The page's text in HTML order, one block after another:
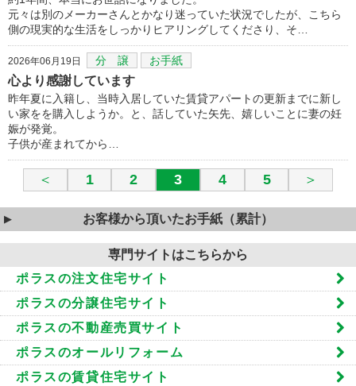
元々は別のメーカーさんとかなり迷っていた状況でしたが、こちら
側の現実的な生活をしっかりヒアリングしてくださり、そ…
2026年06月19日 分 譲 お手紙
心より感謝しています
昨年夏に入籍し、当時入居していた賃貸アパートの更新までに新し
い家をを購入しようか。と、話していた矢先、嬉しいことに妻の妊
娠が発覚。
子供が産まれてから…
＜ 1 2 3 4 5 ＞
お客様から頂いたお手紙（累計）
専門サイトはこちらから
ポラスの注文住宅サイト
ポラスの分譲住宅サイト
ポラスの不動産売買サイト
ポラスのオールリフォーム
ポラスの賃貸住宅サイト